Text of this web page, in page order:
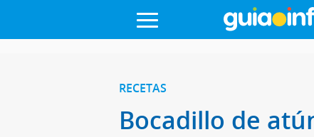
RECETAS
Bocadillo de